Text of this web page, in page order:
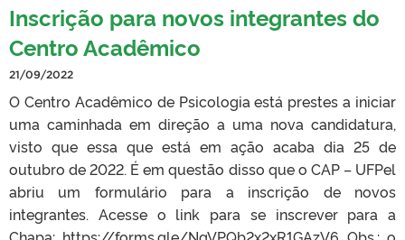
TELEFONES
Inscrição para novos integrantes do
Centro Acadêmico
21/09/2022
O Centro Acadêmico de Psicologia está prestes a iniciar
uma caminhada em direção a uma nova candidatura,
visto que essa que está em ação acaba dia 25 de
outubro de 2022. É em questão disso que o CAP – UFPel
abriu um formulário para a inscrição de novos
integrantes. Acesse o link para se inscrever para a
Chapa: https://forms.gle/NgVPQb2x2xR1GAzV6 Obs.: o